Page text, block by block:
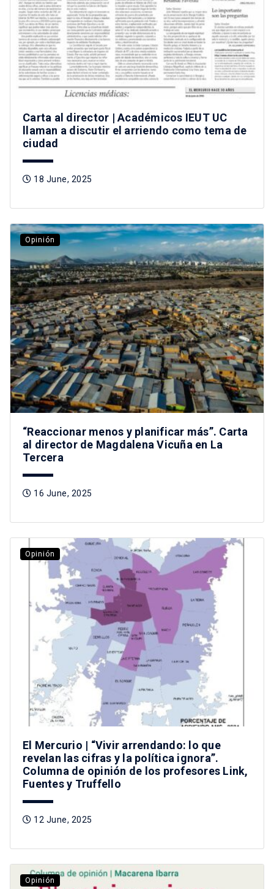
Carta al director | Académicos IEUT UC
llaman a discutir el arriendo como tema de
ciudad
18 June, 2025
Opinión
“Reaccionar menos y planificar más”. Carta
al director de Magdalena Vicuña en La
Tercera
16 June, 2025
Opinión
El Mercurio | “Vivir arrendando: lo que
revelan las cifras y la política ignora”.
Columna de opinión de los profesores Link,
Fuentes y Truffello
12 June, 2025
Opinión